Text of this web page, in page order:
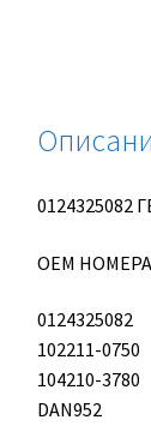
0124325082
ОЕМ НОМЕРА
0124325082
102211-0750
104210-3780
DAN952